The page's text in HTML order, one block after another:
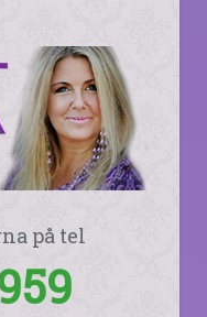
på tel